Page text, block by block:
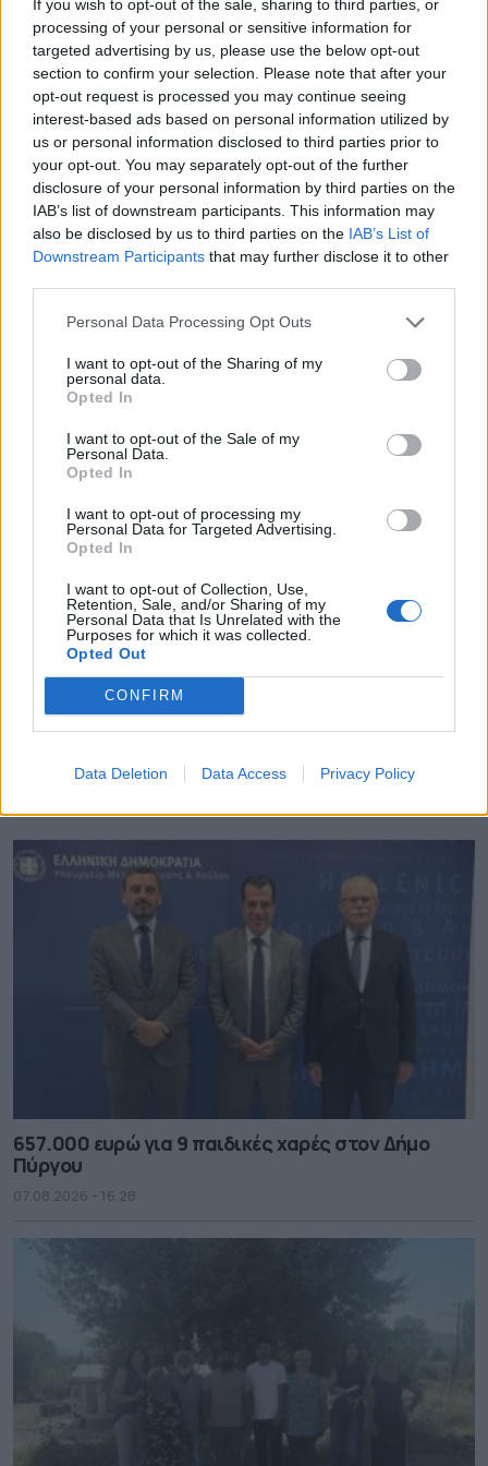
If you wish to opt-out of the sale, sharing to third parties, or
processing of your personal or sensitive information for
targeted advertising by us, please use the below opt-out
section to confirm your selection. Please note that after your
opt-out request is processed you may continue seeing
interest-based ads based on personal information utilized by
us or personal information disclosed to third parties prior to
your opt-out. You may separately opt-out of the further
disclosure of your personal information by third parties on the
IAB’s list of downstream participants. This information may
also be disclosed by us to third parties on the IAB’s List of
Downstream Participants that may further disclose it to other
Personal Data Processing Opt Outs
I want to opt-out of the Sharing of my
personal data.
Opted In
I want to opt-out of the Sale of my
Personal Data.
Opted In
I want to opt-out of processing my
Personal Data for Targeted Advertising.
Opted In
I want to opt-out of Collection, Use,
Retention, Sale, and/or Sharing of my
Personal Data that Is Unrelated with the
Purposes for which it was collected.
Opted Out
CONFIRM
Data Deletion Data Access Privacy Policy
παραγωγή ενημερωτικού υλικού σε γραφή
Braille, καθώς και δράσεις προβολής του
μνημείου και του έργου.
Η Πράξη εντάσσεται στην Προτεραιότητα
«Ολοκληρωμένη Χωρική Ανάπτυξη στην
Περιφέρεια Ανατολικής Μακεδονίας και
Θράκης (ΕΤΠΑ)» και συγχρηματοδοτείται
από το Ευρωπαϊκό Ταμείο Περιφερειακής
Ανάπτυξης (ΕΤΠΑ).
ΟΛΕΣ ΟΙ ΕΙΔΗΣΕΙΣ
657.000 ευρώ για 9 παιδικές χαρές στον Δήμο
Πύργου
Καστοριά: Ενημερωτικές δράσεις στην
κοινότητα Ρομά
επέκτασης του Μετρό προς την Καλαμαριά
ΠΕΡΙΦΕΡΕΙΑ ΑΝΑΤΟΛΙΚΗΣ ΜΑΚΕΔΟΝΙΑΣ ΚΑΙ
ΘΡΑΚΗΣ ΠΟΛΙΤΙΣΤΙΚΗ ΚΛΗΡΟΝΟΜΙΑ ΣΑΜΟΘΡΑΚΗ
ΠΕΡΙΦΕΡΕΙΕΣ
657.000 ευρώ για 9 παιδικές χαρές στον Δήμο
Πύργου
07.08.2026 - 16.28